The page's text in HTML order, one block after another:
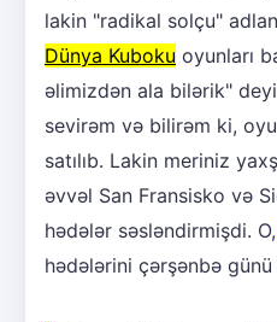
lakin "radikal solçu"
Dünya Kuboku oyunları
əlimizdən ala bilərik"
sevirəm və bilirəm ki,
satılıb. Lakin meriniz
əvvəl San Fransisko və
hədələr səsləndirmişdi. O,
hədələrini çərşənbə günü